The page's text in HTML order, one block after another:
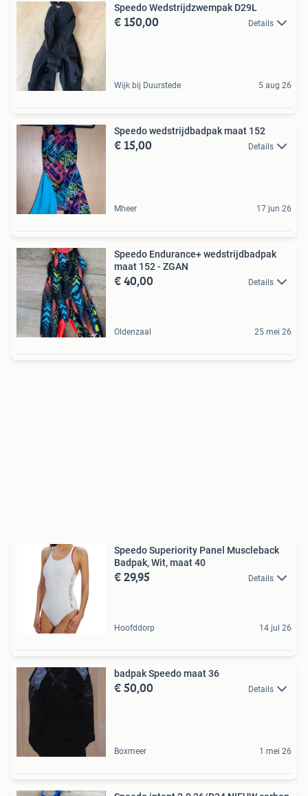
Speedo Wedstrijdzwempak D29L
€ 150,00 Details
Wijk bij Duurstede 5 aug 26
Speedo wedstrijdbadpak maat 152
€ 15,00 Details
Mheer 17 jun 26
Speedo Endurance+ wedstrijdbadpak
maat 152 - ZGAN
€ 40,00 Details
Oldenzaal 25 mei 26
Speedo Superiority Panel Muscleback
Badpak, Wit, maat 40
€ 29,95 Details
Hoofddorp 14 jul 26
badpak Speedo maat 36
€ 50,00 Details
Boxmeer 1 mei 26